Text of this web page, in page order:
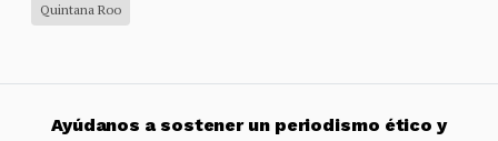
Quintana Roo
Ayúdanos a sostener un periodismo ético y